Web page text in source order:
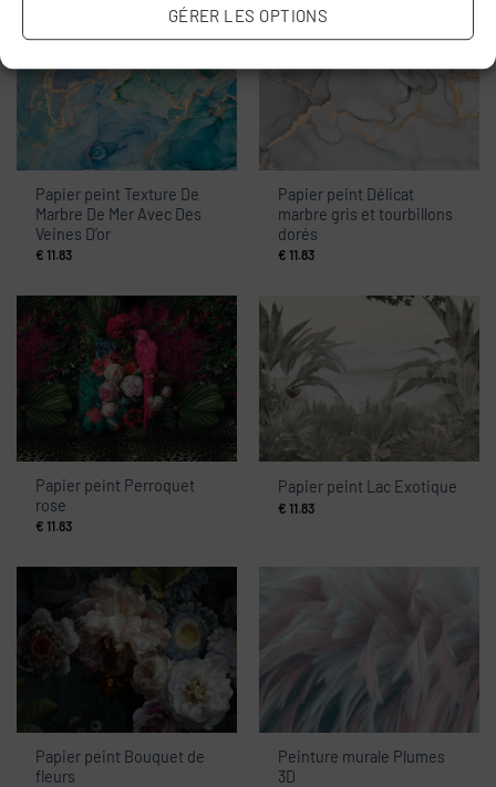
GÉRER LES OPTIONS
Papier peint Texture De
Marbre De Mer Avec Des
Veines D’or
€ 11.83
Papier peint Délicat
marbre gris et tourbillons
dorés
€ 11.83
Papier peint Perroquet
rose
€ 11.83
Papier peint Lac Exotique
€ 11.83
Papier peint Bouquet de
fleurs
Peinture murale Plumes
3D